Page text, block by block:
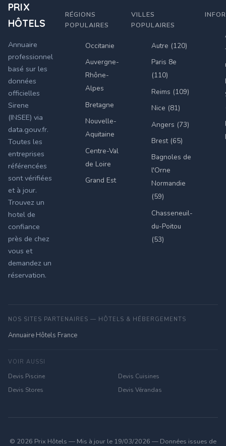
PRIX
HÔTELS
Annuaire
professionnel
basé sur les
données
officielles
Sirene
(INSEE) via
data.gouv.fr.
Toutes les
entreprises
référencées
sont vérifiées
et à jour.
Trouvez un
hotel de
confiance
près de chez
vous et
demandez un
réservation.
RÉGIONS
POPULAIRES
Occitanie
Auvergne-
Rhône-
Alpes
Bretagne
Nouvelle-
Aquitaine
Centre-Val
de Loire
Grand Est
VILLES
POPULAIRES
Autre (120)
Paris 8e
(110)
Reims (109)
Nice (81)
Angers (73)
Brest (65)
Bagnoles de
l'Orne
Normandie
(59)
Chasseneuil-
du-Poitou
(53)
NOS SITES PARTENAIRES — HÔTELS & HÉBERGEMENTS
Annuaire Hôtels France
VOIR AUSSI
Devis Piscine
Devis Cuisines
Devis Stores
Devis Vérandas
© 2026 Prix Hôtels — Mis à jour le 19/03/2026 — Données issues de